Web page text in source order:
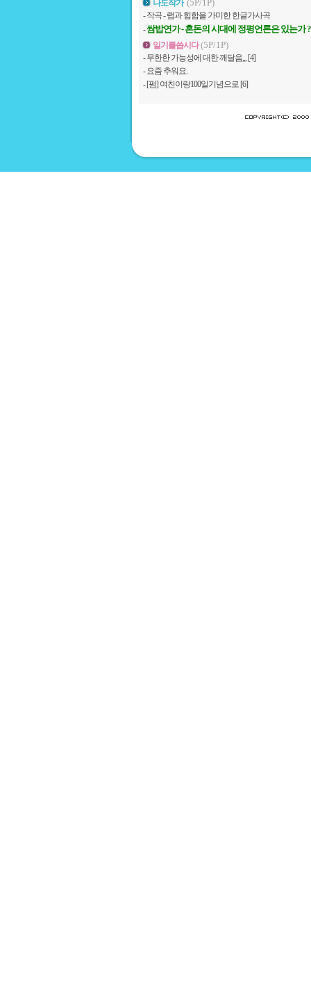
나도작가 (5P/1P)
-작곡 - 랩과 힙합을 가미한 한글가사곡
-쌈밥연가 - 혼돈의 시대에 정평언론은 있는가 ?
일기를씁시다(5P/1P)
-무한한 가능성에 대한 깨달음,,, [4]
-요즘 추워요.
- [펌] 여친이랑100일기념으로 [6]